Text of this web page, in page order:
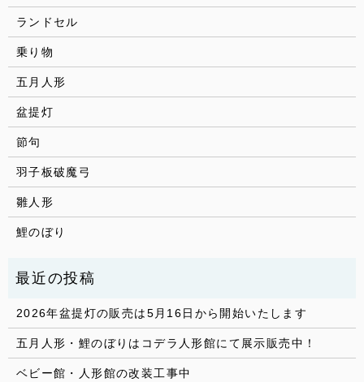
ランドセル
乗り物
五月人形
盆提灯
節句
羽子板破魔弓
雛人形
鯉のぼり
2026年盆提灯の販売は5月16日から開始いたします
五月人形・鯉のぼりはコデラ人形館にて展示販売中！
ベビー館・人形館の改装工事中